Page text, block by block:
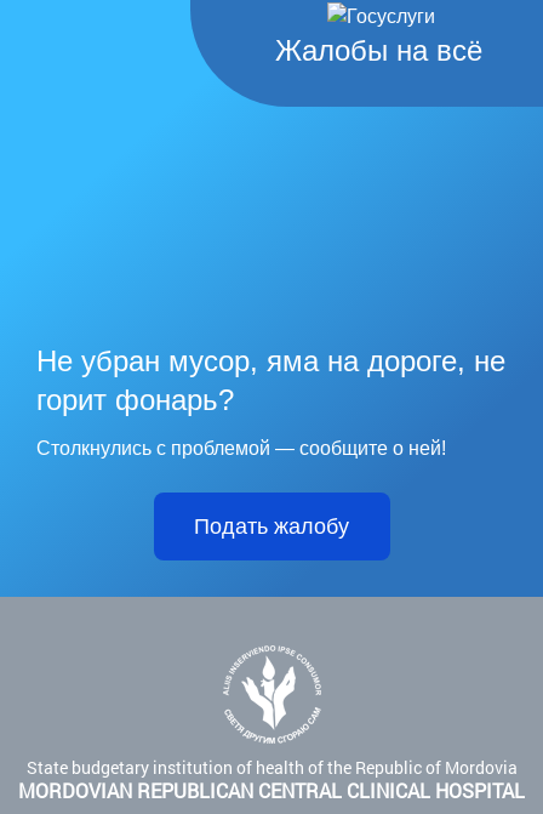
Жалобы на всё
Не убран мусор, яма на дороге, не
горит фонарь?
Столкнулись с проблемой — сообщите о ней!
Подать жалобу
State budgetary institution of health of the Republic of Mordovia
MORDOVIAN REPUBLICAN CENTRAL CLINICAL HOSPITAL